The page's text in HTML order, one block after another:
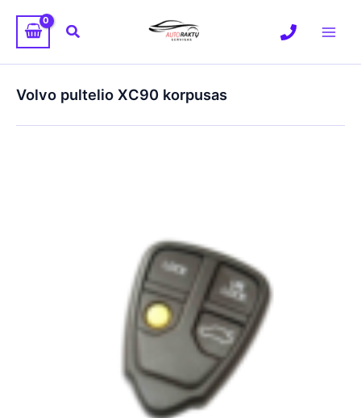
turinio
Paieška
Volvo pultelio XC90 korpusas